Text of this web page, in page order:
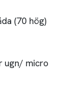
(70 hög)
ugn/ micro